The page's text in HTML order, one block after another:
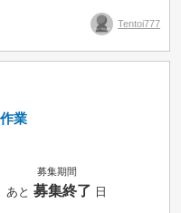
Tentoi777
業
募集期間
あと募集終了 日